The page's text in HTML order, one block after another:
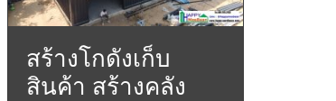
สร้างโกดังเก็บ
สินค้า สร้างคลัง